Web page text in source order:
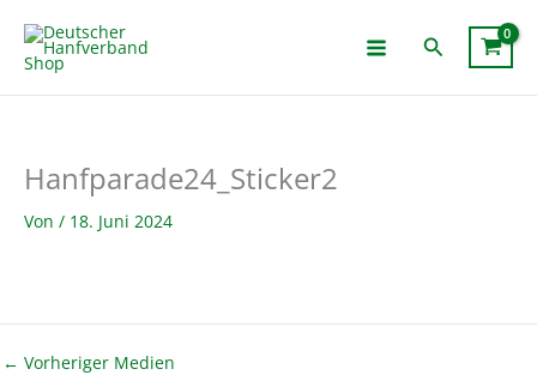
Inhalt
springen
Suchen
Hanfparade24_Sticker2
Von / 18. Juni 2024
← Vorheriger Medien